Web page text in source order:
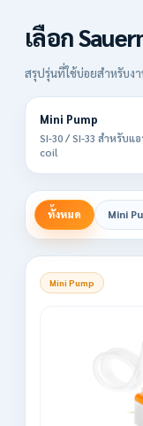
เลือก
สรุปรุ่นที่ใช้บ่อยสำหรับง
Mini Pump
SI-30 / SI-33 สำหรับ
coil
ทั้งหมด Mini
Mini Pump